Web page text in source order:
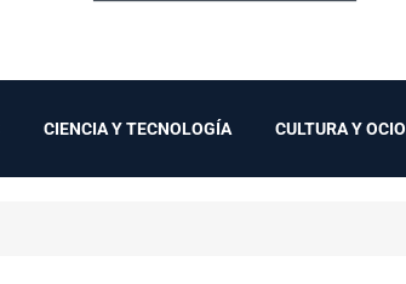
CIENCIA Y TECNOLOGÍA CULTURA Y OCIO